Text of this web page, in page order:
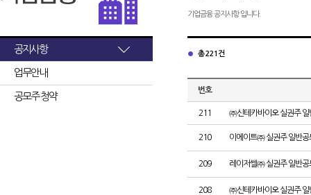
공지사항
업무안내
공모주 청약
기업금융 공지사항 입니다.
총 221건
번호
211 ㈜신테카바이오 실권주 일
210 이에이트㈜ 실권주 일반공
209 레이저쎌㈜ 실권주 일반공
208 ㈜신테카바이오 실권주 일